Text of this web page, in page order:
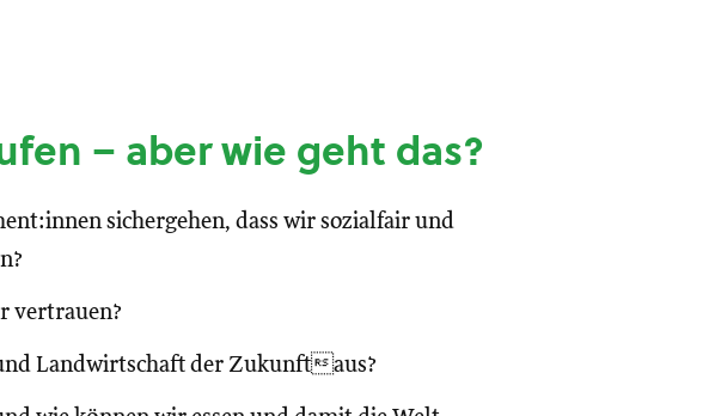
– aber wie geht das?
sichergehen, dass wir sozialfair und
vertrauen?
Landwirtschaft der Zukunftaus?